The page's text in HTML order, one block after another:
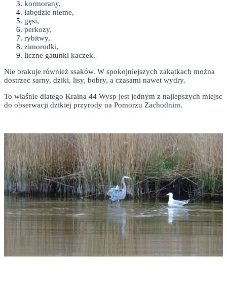
kormorany,
łabędzie nieme,
gęsi,
perkozy,
rybitwy,
zimorodki,
liczne gatunki kaczek.
Nie brakuje również ssaków. W spokojniejszych zakątkach można
dostrzec sarny, dziki, lisy, bobry, a czasami nawet wydry.
To właśnie dlatego Kraina 44 Wysp jest jednym z najlepszych miejsc
do obserwacji dzikiej przyrody na Pomorzu Zachodnim.